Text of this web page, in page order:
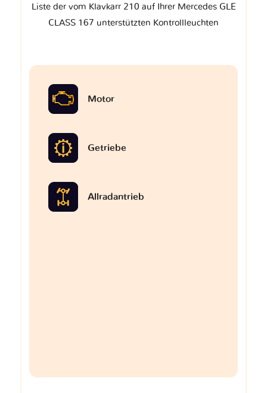
Liste der vom Klavkarr 210 auf Ihrer Mercedes GLE
CLASS 167 unterstützten Kontrollleuchten
Motor
Getriebe
Allradantrieb